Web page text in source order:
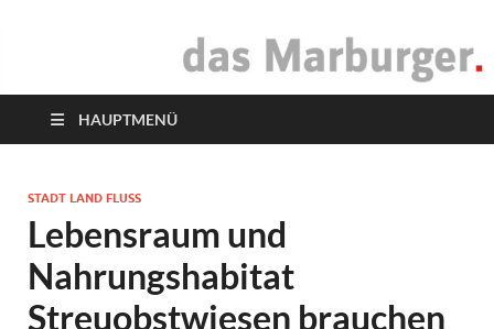
das Marburger.
HAUPTMENÜ
STADT LAND FLUSS
Lebensraum und
Nahrungshabitat
Streuobstwiesen brauchen